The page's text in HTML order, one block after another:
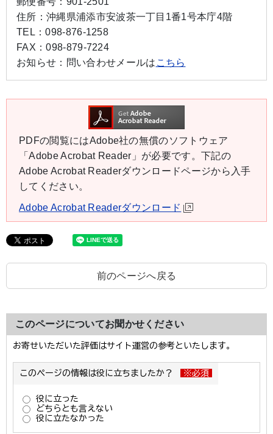
住所： 沖縄県浦添市安波茶一丁目1番1号本庁4階
TEL：098-876-1258
FAX：098-879-7224
お知らせ： 問い合わせメールは こちら
PDFの閲覧にはAdobe社の無償のソフトウェア
「Adobe Acrobat Reader」が必要です。下記の
Adobe Acrobat Readerダウンロードページから入手
してください。
Adobe Acrobat Readerダウンロード
前のページへ戻る
このページについてお聞かせください